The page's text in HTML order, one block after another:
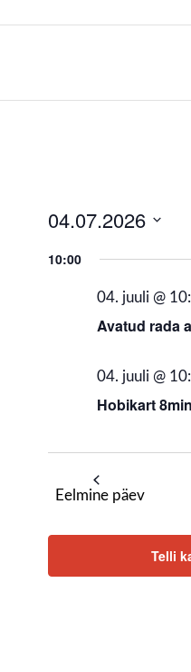
04.07.2026
10:00
04. juuli @
Avatud rada
04. juuli @
Hobikart
Eelmine päev
Telli